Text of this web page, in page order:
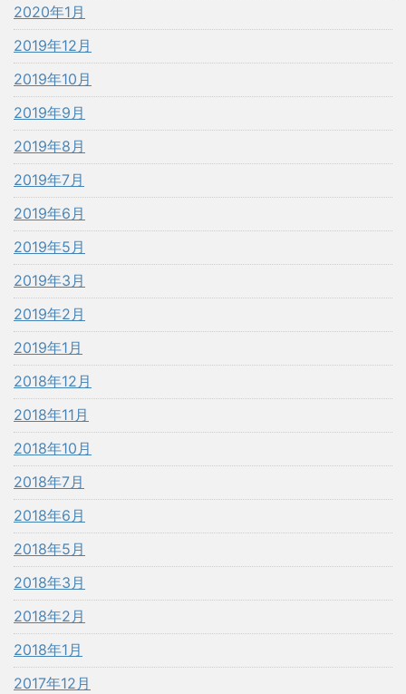
2020年1月
2019年12月
2019年10月
2019年9月
2019年8月
2019年7月
2019年6月
2019年5月
2019年3月
2019年2月
2019年1月
2018年12月
2018年11月
2018年10月
2018年7月
2018年6月
2018年5月
2018年3月
2018年2月
2018年1月
2017年12月